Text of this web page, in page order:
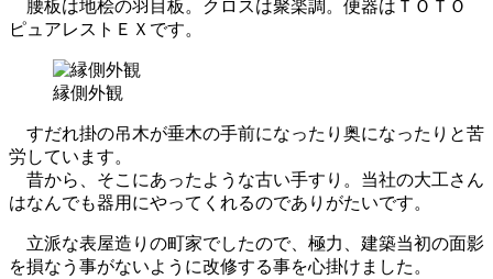
腰板は地桧の羽目板。クロスは聚楽調。便器はＴＯＴＯ
ピュアレストＥＸです。
縁側外観
すだれ掛の吊木が垂木の手前になったり奥になったりと苦
労しています。
昔から、そこにあったような古い手すり。当社の大工さん
はなんでも器用にやってくれるのでありがたいです。
立派な表屋造りの町家でしたので、極力、建築当初の面影
を損なう事がないように改修する事を心掛けました。